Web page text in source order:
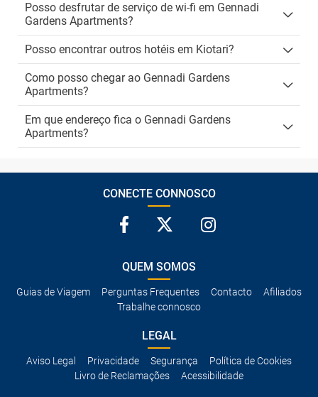
Posso desfrutar de serviço de wi-fi em Gennadi
Gardens Apartments?
Posso encontrar outros hotéis em Kiotari?
Como posso chegar ao Gennadi Gardens
Apartments?
Em que endereço fica o Gennadi Gardens
Apartments?
CONECTE CONNOSCO
QUEM SOMOS
Guias de Viagem Perguntas Frequentes Contacto
Afiliados
Trabalhe connosco
LEGAL
Aviso Legal Privacidade Segurança
Política de Cookies
Livro de Reclamações
Acessibilidade